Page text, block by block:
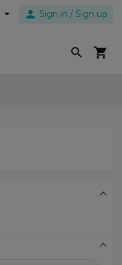
person Sign in / Sign up
search shopping_cart